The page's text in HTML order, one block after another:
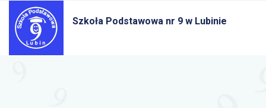
Szkoła Podstawowa nr 9 w Lubinie